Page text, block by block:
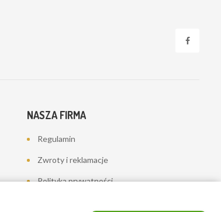
NASZA FIRMA
Regulamin
Zwroty i reklamacje
Polityka prywatności